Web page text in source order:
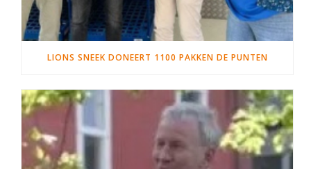
LIONS SNEEK DONEERT 1100 PAKKEN DE PUNTEN